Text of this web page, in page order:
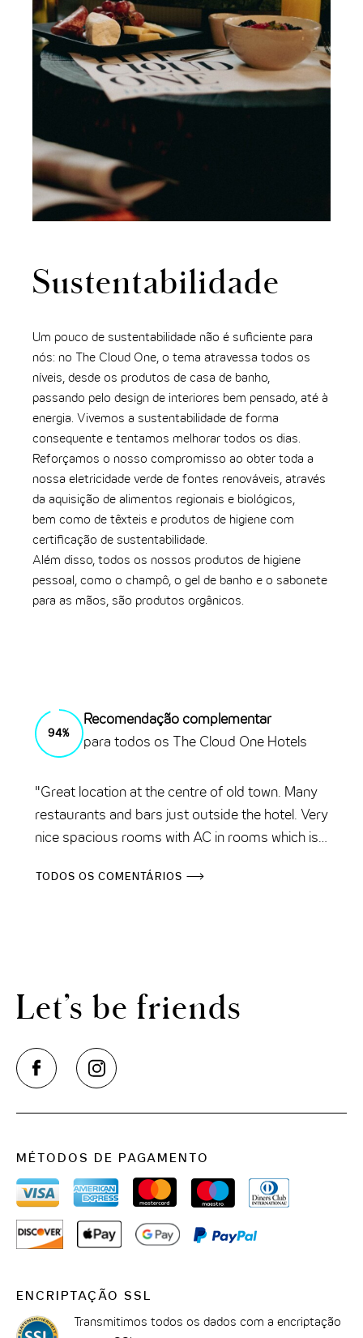
Sustentabilidade
Um pouco de sustentabilidade não é suficiente para
nós: no The Cloud One, o tema atravessa todos os
níveis, desde os produtos de casa de banho,
passando pelo design de interiores bem pensado, até à
energia. Vivemos a sustentabilidade de forma
consequente e tentamos melhorar todos os dias.
Reforçamos o nosso compromisso ao obter toda a
nossa eletricidade verde de fontes renováveis, através
da aquisição de alimentos regionais e biológicos,
bem como de têxteis e produtos de higiene com
certificação de sustentabilidade.
Além disso, todos os nossos produtos de higiene
pessoal, como o champô, o gel de banho e o sabonete
para as mãos, são produtos orgânicos.
94%
Recomendação complementar
para todos os The Cloud One Hotels
"Great location at the centre of old town. Many
restaurants and bars just outside the hotel. Very
nice spacious rooms with AC in rooms which is
very quiet. Affordable, great breakfast with
TODOS OS COMENTÁRIOS
Let’s be friends
MÉTODOS DE PAGAMENTO
ENCRIPTAÇÃO SSL
Transmitimos todos os dados com a encriptação